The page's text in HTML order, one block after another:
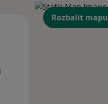
Út
Rozbalit mapu